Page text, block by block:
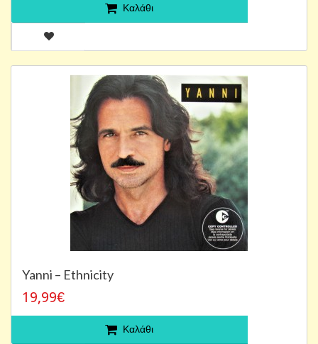
Καλάθι
Yanni – Ethnicity
19,99€
Καλάθι